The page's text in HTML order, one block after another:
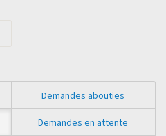
Demandes abouties
Demandes en attente